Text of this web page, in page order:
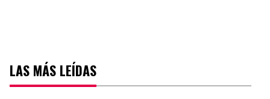
LAS MÁS LEÍDAS